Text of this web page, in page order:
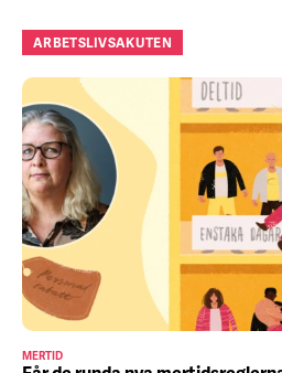
ARBETSLIVSAKUTEN
MERTID